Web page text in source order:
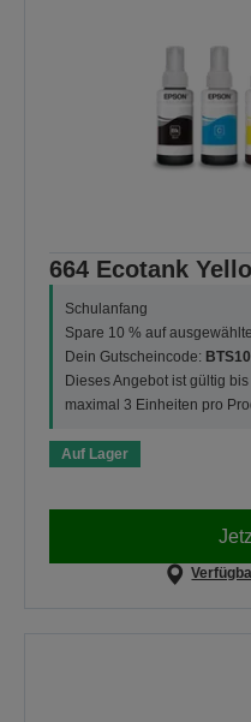
664 Ecotank
Schulanfang
Spare 10 % auf
Dein Gutscheincode: BTS10
Dieses Angebot ist gültig
maximal 3 Einheiten pro
Auf Lager